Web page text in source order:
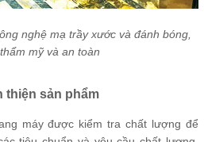
nghệ mạ trầy xước và đánh bóng,
mỹ và an toàn
thiện sản phẩm
máy được kiểm tra chất lượng để